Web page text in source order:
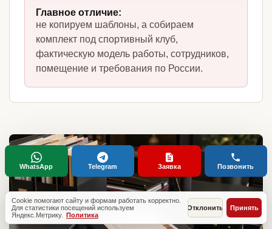
Главное отличие:
не копируем шаблоны, а собираем
комплект под спортивный клуб,
фактическую модель работы, сотрудников,
помещение и требования по России.
Cookie помогают сайту и формам работать корректно.
Для статистики посещений используем
Яндекс.Метрику. Политика
Отклонить Принять
WhatsApp Telegram Заявка Позвонить